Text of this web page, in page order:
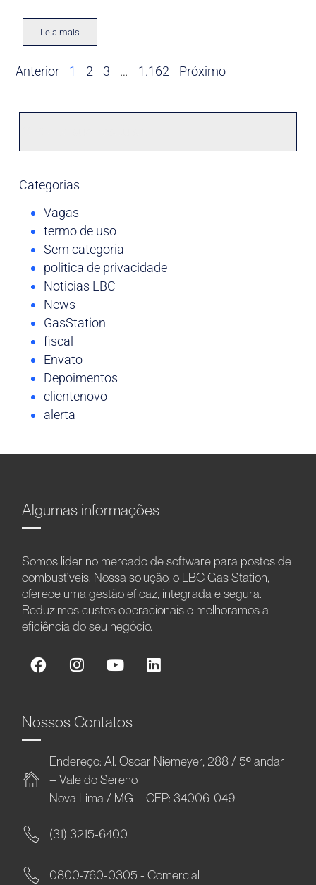
Leia mais
Anterior 1 2 3 … 1.162 Próximo
Categorias
Vagas
termo de uso
Sem categoria
politica de privacidade
Noticias LBC
News
GasStation
fiscal
Envato
Depoimentos
clientenovo
alerta
Algumas informações
Somos líder no mercado de software para postos de
combustíveis. Nossa solução, o LBC Gas Station,
oferece uma gestão eficaz, integrada e segura.
Reduzimos custos operacionais e melhoramos a
eficiência do seu negócio.
Nossos Contatos
Endereço: Al. Oscar Niemeyer, 288 / 5º andar
– Vale do Sereno
Nova Lima / MG – CEP: 34006-049
(31) 3215-6400
0800-760-0305 - Comercial